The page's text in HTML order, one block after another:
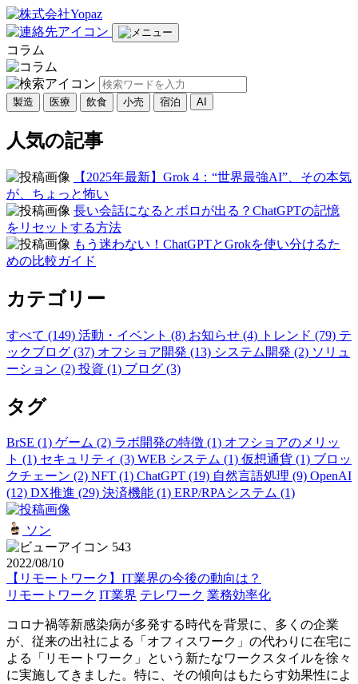
コラム
製造 医療 飲食 小売 宿泊 AI
人気の記事
【2025年最新】Grok 4：“世界最強AI”、その本気
が、ちょっと怖い
長い会話になるとボロが出る？ChatGPTの記憶
をリセットする方法
もう迷わない！ChatGPTとGrokを使い分けるた
めの比較ガイド
カテゴリー
すべて (149) 活動・イベント (8) お知らせ (4) トレンド (79) テ
ックブログ (37) オフショア開発 (13) システム開発 (2) ソリュ
ーション (2) 投資 (1) ブログ (3)
タグ
BrSE (1) ゲーム (2) ラボ開発の特徴 (1) オフショアのメリッ
ト (1) セキュリティ (3) WEB システム (1) 仮想通貨 (1) ブロッ
クチェーン (2) NFT (1) ChatGPT (19) 自然言語処理 (9) OpenAI
(12) DX推進 (29) 決済機能 (1) ERP/RPAシステム (1)
ソン
543
2022/08/10
【リモートワーク】IT業界の今後の動向は？
リモートワーク IT業界 テレワーク 業務効率化
コロナ禍等新感染病が多発する時代を背景に、多くの企業
が、従来の出社による「オフィスワーク」の代わりに在宅に
よる「リモートワーク」という新たなワークスタイルを徐々
に実施してきました。特に、その傾向はもたらす効果性によ